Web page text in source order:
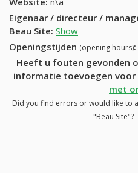
Eigenaar / directeur /
Beau Site: Show
Openingstijden (opening hours):
Heeft u fouten gevonden
informatie toevoegen voor
met
Did you find errors or would like to
"Beau Site"? -